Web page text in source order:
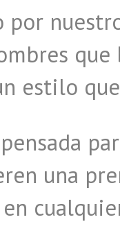
por
estilo
una